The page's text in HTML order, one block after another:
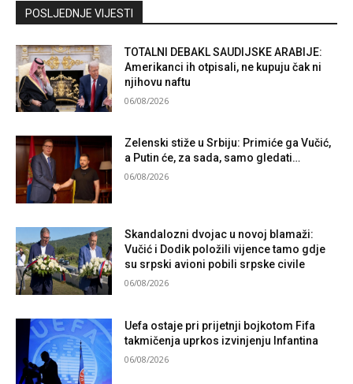
Kontaktirajte nas
POSLJEDNJE VIJESTI
TOTALNI DEBAKL SAUDIJSKE ARABIJE:
Amerikanci ih otpisali, ne kupuju čak ni
njihovu naftu
06/08/2026
Zelenski stiže u Srbiju: Primiće ga Vučić,
a Putin će, za sada, samo gledati…
06/08/2026
Skandalozni dvojac u novoj blamaži:
Vučić i Dodik položili vijence tamo gdje
su srpski avioni pobili srpske civile
06/08/2026
Uefa ostaje pri prijetnji bojkotom Fifa
takmičenja uprkos izvinjenju Infantina
06/08/2026